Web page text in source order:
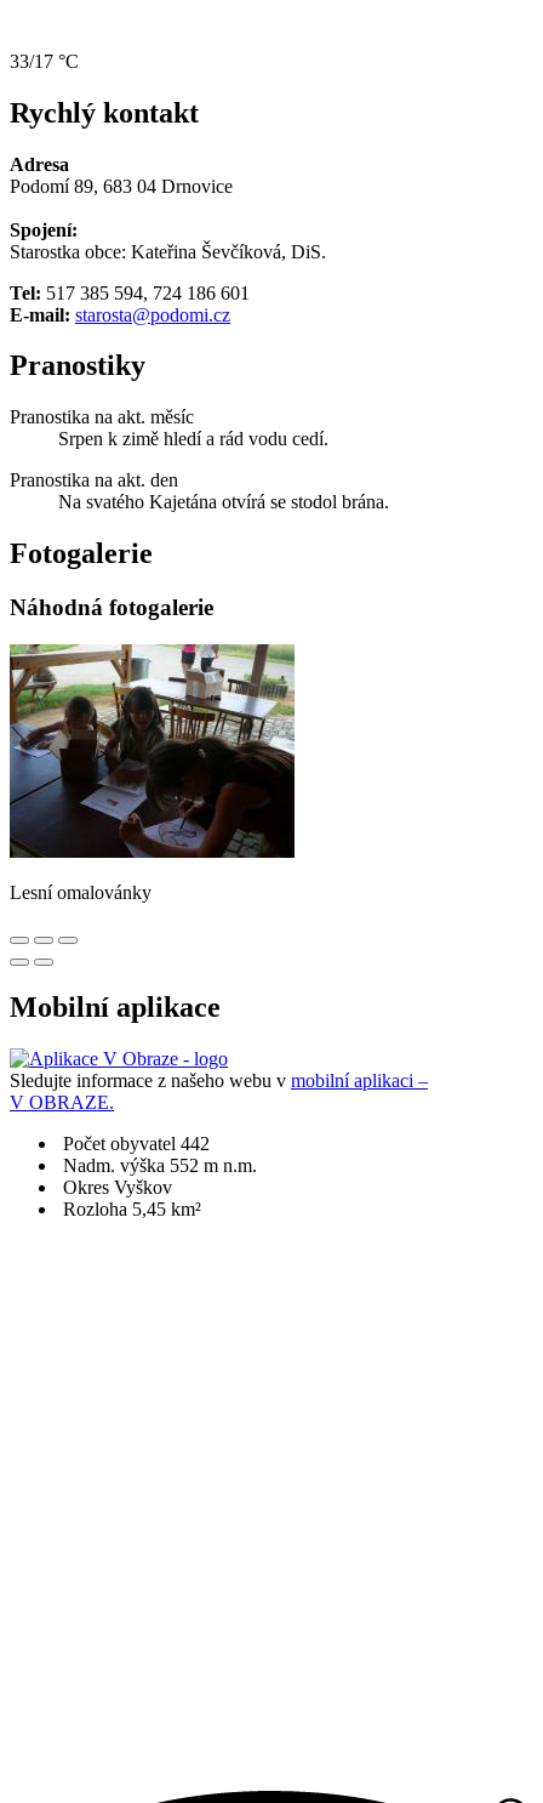
33/17 °C
Rychlý kontakt
Adresa
Podomí 89, 683 04 Drnovice
Spojení:
Starostka obce: Kateřina Ševčíková, DiS.
Tel: 517 385 594, 724 186 601
E-mail: starosta@podomi.cz
Pranostiky
Pranostika na akt. měsíc
Srpen k zimě hledí a rád vodu cedí.
Pranostika na akt. den
Na svatého Kajetána otvírá se stodol brána.
Fotogalerie
Náhodná fotogalerie
Lesní omalovánky
Mobilní aplikace
Sledujte informace z našeho webu v mobilní aplikaci –
V OBRAZE.
Počet obyvatel 442
Nadm. výška 552 m n.m.
Okres Vyškov
Rozloha 5,45 km²